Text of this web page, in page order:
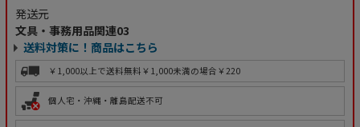
発送元
文具・事務用品関連03
送料対策に！商品はこちら
￥1,000以上で送料無料 ￥1,000未満の場合￥220
個人宅・沖縄・離島配送不可